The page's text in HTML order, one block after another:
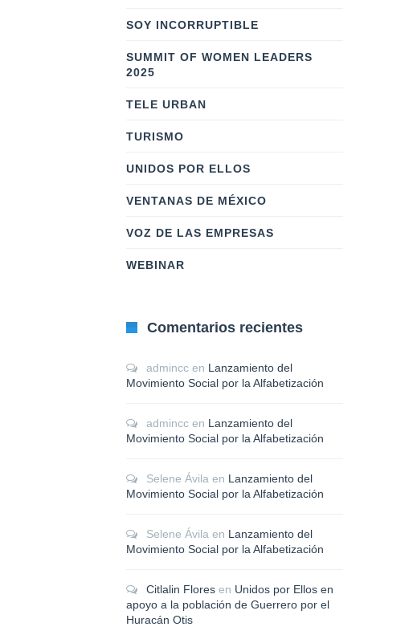
SOY INCORRUPTIBLE
SUMMIT OF WOMEN LEADERS
2025
TELE URBAN
TURISMO
UNIDOS POR ELLOS
VENTANAS DE MÉXICO
VOZ DE LAS EMPRESAS
WEBINAR
Comentarios recientes
admincc en Lanzamiento del
Movimiento Social por la Alfabetización
admincc en Lanzamiento del
Movimiento Social por la Alfabetización
Selene Ávila en Lanzamiento del
Movimiento Social por la Alfabetización
Selene Ávila en Lanzamiento del
Movimiento Social por la Alfabetización
Citlalin Flores en Unidos por Ellos en
apoyo a la población de Guerrero por el
Huracán Otis